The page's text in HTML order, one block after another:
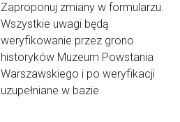
Zaproponuj zmiany w formularzu.
Wszystkie uwagi będą
weryfikowanie przez grono
historyków Muzeum Powstania
Warszawskiego i po weryfikacji
uzupełniane w bazie